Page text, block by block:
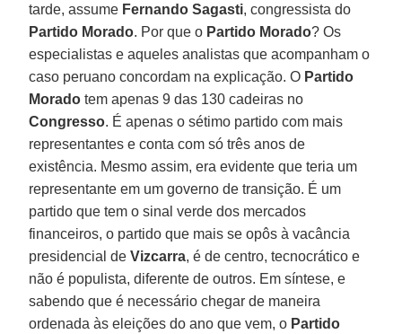
tarde, assume Fernando Sagasti, congressista do
Partido Morado. Por que o Partido Morado? Os
especialistas e aqueles analistas que acompanham o
caso peruano concordam na explicação. O Partido
Morado tem apenas 9 das 130 cadeiras no
Congresso. É apenas o sétimo partido com mais
representantes e conta com só três anos de
existência. Mesmo assim, era evidente que teria um
representante em um governo de transição. É um
partido que tem o sinal verde dos mercados
financeiros, o partido que mais se opôs à vacância
presidencial deVizcarra, é de centro, tecnocrático e
não é populista, diferente de outros. Em síntese, e
sabendo que é necessário chegar de maneira
ordenada às eleições do ano que vem, o Partido